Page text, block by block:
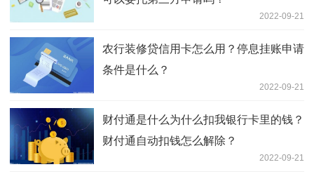
2022-09-21
农行装修贷信用卡怎么用？停息挂账申请
条件是什么？
2022-09-21
财付通是什么为什么扣我银行卡里的钱？
财付通自动扣钱怎么解除？
2022-09-21